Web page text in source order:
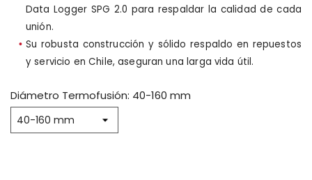
Data Logger SPG 2.0 para respaldar la calidad de cada
unión.
Su robusta construcción y sólido respaldo en repuestos
y servicio en Chile, aseguran una larga vida útil.
Diámetro Termofusión: 40-160 mm